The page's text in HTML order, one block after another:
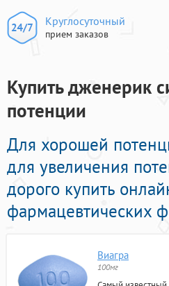
Круглосуточный
прием заказов
Купить дженерик
потенции
Для хорошей
для увеличения
дорого купить
фармацевтических
Виагра
100мг